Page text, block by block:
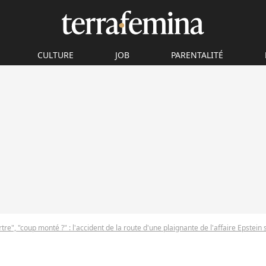
CULTURE JOB PARENTALITÉ
"coup monté ?" : l'accident de la route d'une plaignante de l'affaire Epstein